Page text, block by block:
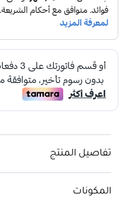
تفاصيل المنتج
المكونات